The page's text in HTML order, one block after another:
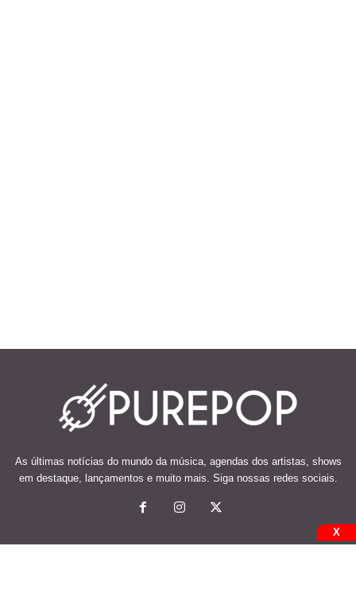
As últimas notícias do mundo da música, agendas dos artistas, shows
em destaque, lançamentos e muito mais. Siga nossas redes sociais.
X